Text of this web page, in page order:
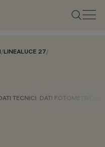
/LINEALUCE 27/
TECNICI DATI FOTOMETRICI